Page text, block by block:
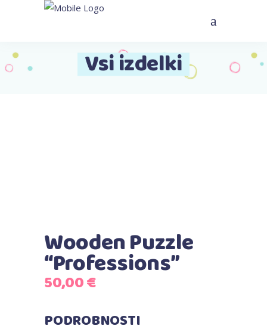
Vsi izdelki
Wooden Puzzle
“Professions”
50,00€
PODROBNOSTI